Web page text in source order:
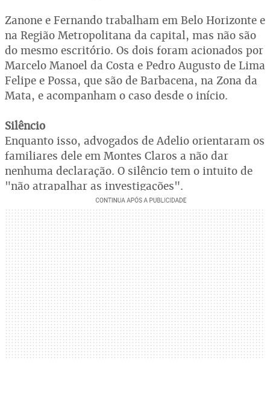
Zanone e Fernando trabalham em Belo Horizonte e
na Região Metropolitana da capital, mas não são
do mesmo escritório. Os dois foram acionados por
Marcelo Manoel da Costa e Pedro Augusto de Lima
Felipe e Possa, que são de Barbacena, na Zona da
Mata, e acompanham o caso desde o início.
Silêncio
Enquanto isso, advogados de Adelio orientaram os
familiares dele em Montes Claros a não dar
nenhuma declaração. O silêncio tem o intuito de
"não atrapalhar as investigações".